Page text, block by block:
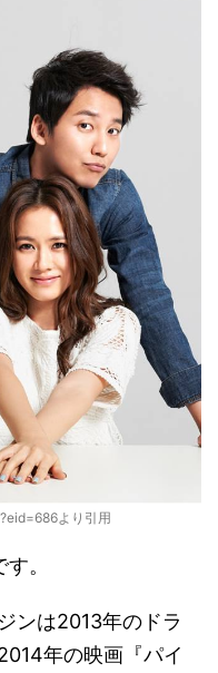
より引用
す。
ンは2013年のドラ
年の映画『パイ